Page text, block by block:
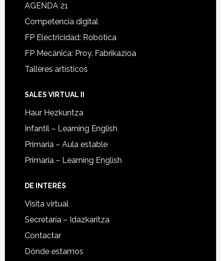
AGENDA 21
Competencia digital
FP Electricidad: Robótica
FP Mecánica: Proy. Fabrikazioa
Talleres artísticos
SALES VIRTUAL II
Haur Hezkuntza
Infantil – Learning English
Primaria – Aula estable
Primaria – Learning English
DE INTERÉS
Visita virtual
Secretaría – Idazkaritza
Contactar
Dónde estamos